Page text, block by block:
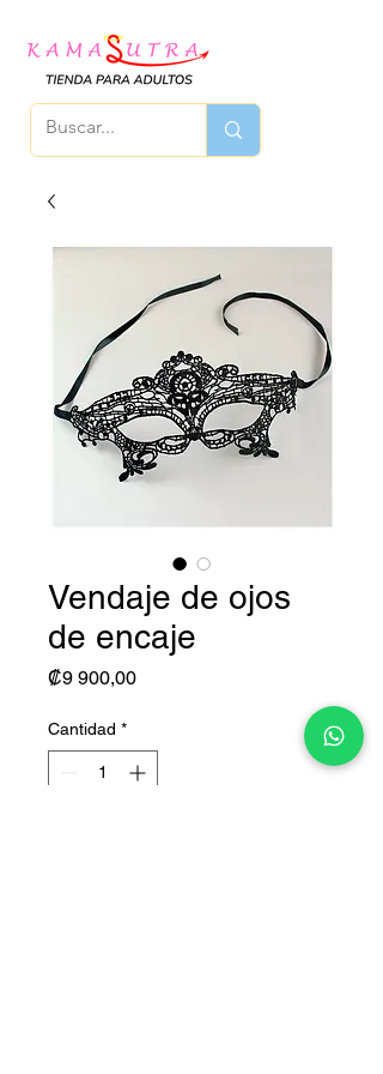
Vendaje de ojos
de encaje
₡9 900,00Precio
Cantidad *